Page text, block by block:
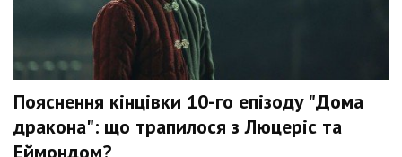
Пояснення кінцівки 10-го епізоду "Дома
дракона": що трапилося з Люцеріс та
Еймондом?